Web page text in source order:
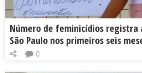
Número de feminicídios registra
São Paulo nos primeiros seis
0